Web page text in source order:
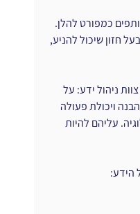
כמפורט להלן.
חזון שיכול להניע,
ניהול ידע: על
ויכולת פעולה
עליהם להיות
הידע: